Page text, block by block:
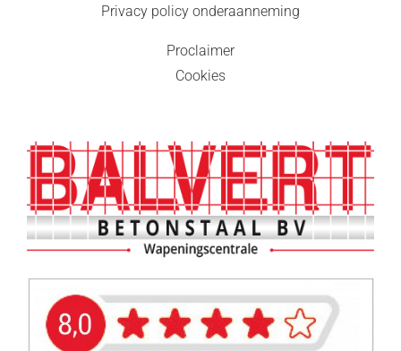
Privacy policy onderaanneming
Proclaimer
Cookies